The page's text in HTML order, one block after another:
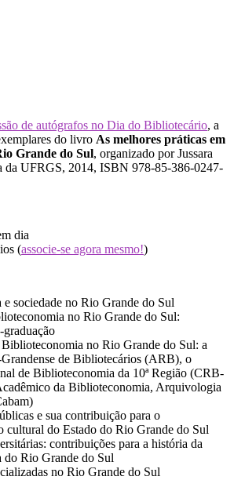
de autógrafos no Dia do Bibliotecário, a
do livro As melhores práticas em
Grande do Sul, organizado por Jussara
da UFRGS, 2014, ISBN 978-85-386-0247-
dia
(associe-se agora mesmo!)
sociedade no Rio Grande do Sul
no Rio Grande do Sul:
graduação
Biblioteconomia no Rio Grande do Sul: a
de Bibliotecários (ARB), o
de Biblioteconomia da 10ª Região (CRB-
da Biblioteconomia, Arquivologia
e sua contribuição para o
cultural do Estado do Rio Grande do Sul
contribuições para a história da
Rio Grande do Sul
no Rio Grande do Sul